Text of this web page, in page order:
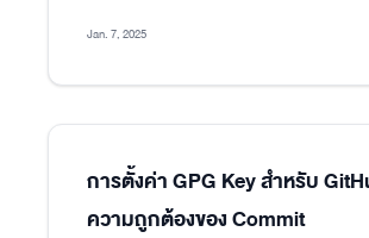
Jan. 7, 2025
การตั้งค่า GPG Key สำหรับ
ความถูกต้องของ Commit